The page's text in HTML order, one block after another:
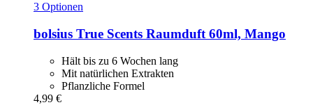
3 Optionen
bolsius True Scents Raumduft 60ml, Mango
Hält bis zu 6 Wochen lang
Mit natürlichen Extrakten
Pflanzliche Formel
4,99 €